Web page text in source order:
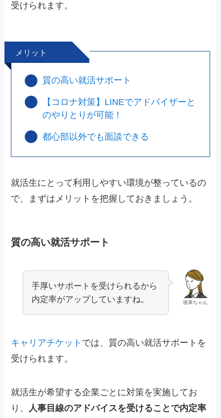
受けられます。
メリット
質の高い就活サポート
【コロナ対策】LINEでアドバイザーと
のやりとりが可能！
都心部以外でも面談できる
就活生にとって利用しやすい環境が整っているの
で、まずはメリットを把握しておきましょう。
質の高い就活サポート
後輩ちゃん
手厚いサポートを受けられるから
内定率がアップしていますね。
キャリアチケット では、質の高い就活サポートを
受けられます。
就活生が希望する企業ごとに対策を実施してお
り、
人事目線のアドバイスを受けることで内定率